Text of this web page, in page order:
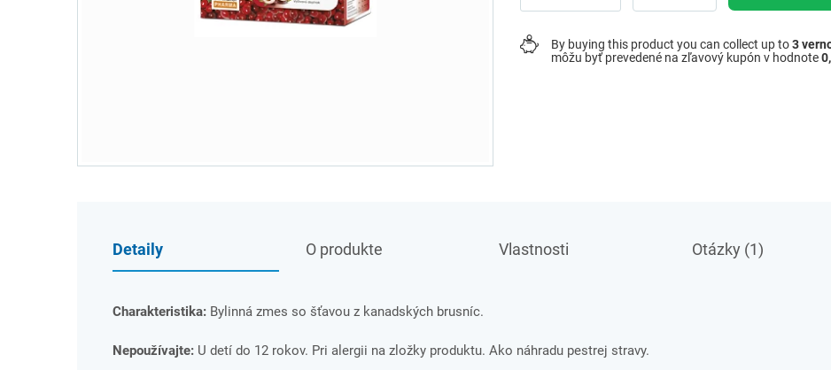
By buying this product you can collect up to3
môžu byť prevedené na zľavový kupón v hodnote
Detaily O produkte Vlastnosti Otázky (1)
Charakteristika: Bylinná zmes so šťavou z kanadských brusníc.
Nepoužívajte: U detí do 12 rokov. Pri alergii na zložky produktu. Ako náhradu pestrej stravy.